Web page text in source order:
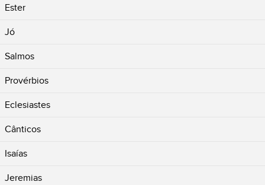
Ester
Jó
Salmos
Provérbios
Eclesiastes
Cânticos
Isaías
Jeremias